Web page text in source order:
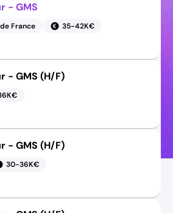
- GMS
France
35-42K€
- GMS (H/F)
- GMS (H/F)
30-36K€